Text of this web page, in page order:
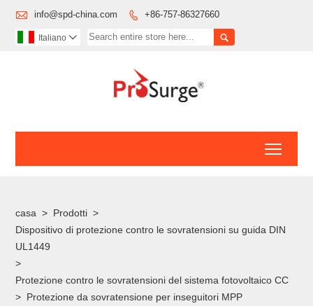
 info@spd-china.com  +86-757-86327660

Italiano 
casa > Prodotti >
Dispositivo di protezione contro le sovratensioni su guida DIN
UL1449
>
Protezione contro le sovratensioni del sistema fotovoltaico CC
> Protezione da sovratensione per inseguitori MPP